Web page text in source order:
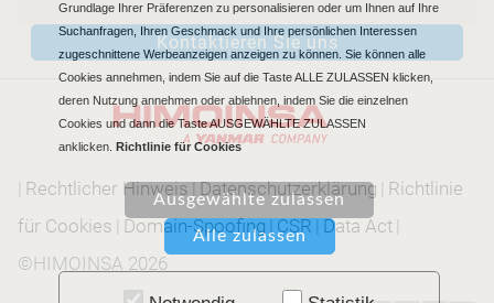
Kontaktieren Sie uns
Rechtlicher Hinweis|Datenschutzerklärung Richtlinie
für Cookies Domain-Spoofing|CSR|Data Act
©HIMOINSA 2026
Grundlage Ihrer Präferenzen zu personalisieren oder um Ihnen auf Ihre
Suchanfragen, Ihren Geschmack und Ihre persönlichen Interessen
zugeschnittene Werbeanzeigen anzeigen zu können. Sie können alle
Cookies annehmen, indem Sie auf die Taste ALLE ZULASSEN klicken,
deren Nutzung annehmen oder ablehnen, indem Sie die einzelnen
Cookies und dann die Taste AUSGEWÄHLTE ZULASSEN
anklicken.Richtlinie für Cookies